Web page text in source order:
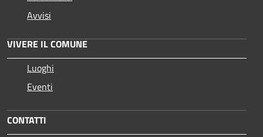
Avvisi
VIVERE IL COMUNE
Luoghi
Eventi
CONTATTI